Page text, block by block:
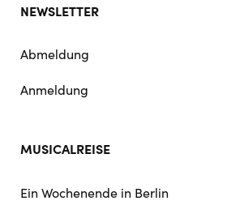
NEWSLETTER
Abmeldung
Anmeldung
MUSICALREISE
Ein Wochenende in Berlin